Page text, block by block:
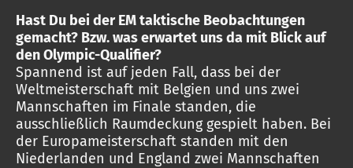
Hast Du bei der EM taktische Beobachtungen
gemacht? Bzw. was erwartet uns da mit Blick auf
den Olympic-Qualifier?
Spannend ist auf jeden Fall, dass bei der
Weltmeisterschaft mit Belgien und uns zwei
Mannschaften im Finale standen, die
ausschließlich Raumdeckung gespielt haben. Bei
der Europameisterschaft standen mit den
Niederlanden und England zwei Mannschaften